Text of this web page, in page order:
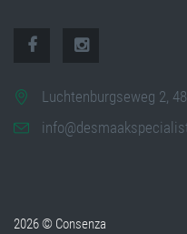
Luchtenburgseweg 2,
2026 © Consenza